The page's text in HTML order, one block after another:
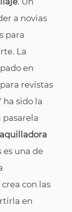
a novias
para
La
en
revistas
ha sido la
es una de
con las
en